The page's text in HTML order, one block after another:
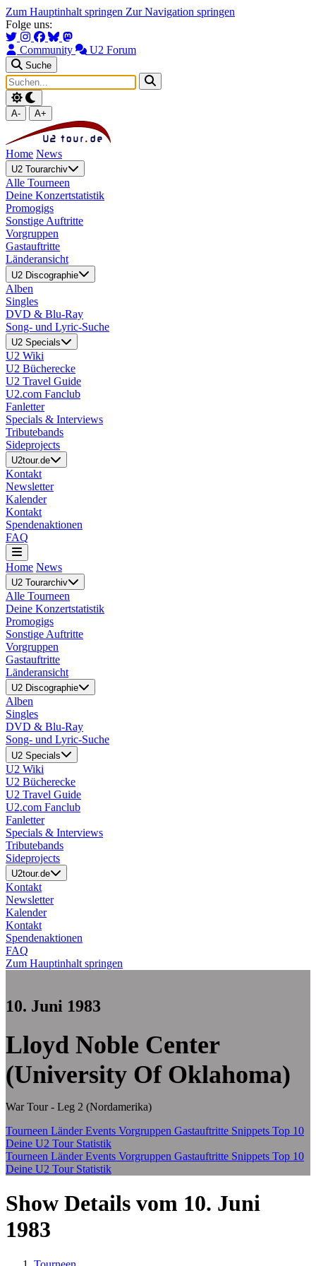
Zum Hauptinhalt springen Zur Navigation springen
Folge uns:
Community U2 Forum
Suche
A- A+
Home News
U2 Tourarchiv
Alle Tourneen
Deine Konzertstatistik
Promogigs
Sonstige Auftritte
Vorgruppen
Gastauftritte
Länderansicht
U2 Discographie
Alben
Singles
DVD & Blu-Ray
Song- und Lyric-Suche
U2 Specials
U2 Wiki
U2 Bücherecke
U2 Travel Guide
U2.com Fanclub
Fanletter
Specials & Interviews
Tributebands
Sideprojects
U2tour.de
Kontakt
Newsletter
Kalender
Kontakt
Spendenaktionen
FAQ
Home News
U2 Tourarchiv
Alle Tourneen
Deine Konzertstatistik
Promogigs
Sonstige Auftritte
Vorgruppen
Gastauftritte
Länderansicht
U2 Discographie
Alben
Singles
DVD & Blu-Ray
Song- und Lyric-Suche
U2 Specials
U2 Wiki
U2 Bücherecke
U2 Travel Guide
U2.com Fanclub
Fanletter
Specials & Interviews
Tributebands
Sideprojects
U2tour.de
Kontakt
Newsletter
Kalender
Kontakt
Spendenaktionen
FAQ
Zum Hauptinhalt springen
10. Juni 1983
Lloyd Noble Center
(University Of Oklahoma)
War Tour - Leg 2 (Nordamerika)
Tourneen LänderEvents Vorgruppen Gastauftritte Snippets Top 10
Deine U2 Tour Statistik
Tourneen LänderEvents Vorgruppen Gastauftritte Snippets Top 10
Deine U2 Tour Statistik
Show Details vom 10. Juni
1983